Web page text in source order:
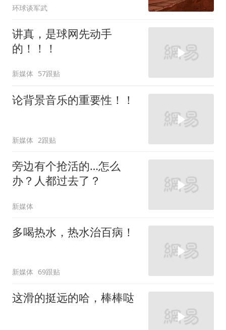
环球谈军武
讲真，是球网先动手
的！！！
新媒体 57跟贴
论背景音乐的重要性！！
新媒体 2跟贴
旁边有个抢活的…怎么
办？人都过去了？
新媒体
多喝热水，热水治百病！
新媒体 69跟贴
这滑的挺远的哈，棒棒哒